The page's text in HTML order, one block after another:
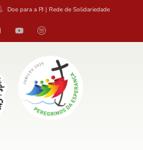
Doe para a PJ | Rede de Solidariedade